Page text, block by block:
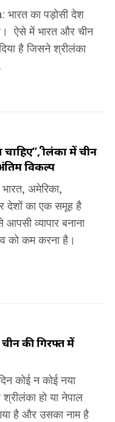
का पड़ोसी देश
ऐसे में भारत और चीन
है जिसने श्रीलंका
श्रीलंका में चीन
विकल्प
अमेरिका,
देशों का एक समूह है
व्यापार बनाना
को कम करना है।
की गिरफ्त में
कोई न कोई नया
हो या नेपाल
है और उसका नाम है